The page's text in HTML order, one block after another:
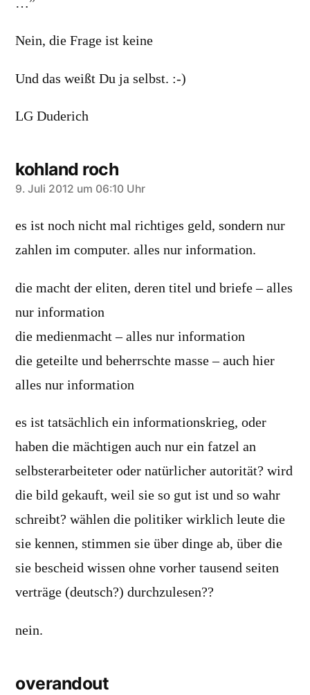
Nein, die Frage ist keine
Und das weißt Du ja selbst. :-)
LG Duderich
kohland roch
sagt:
9. Juli 2012 um 06:10 Uhr
es ist noch nicht mal richtiges geld, sondern nur
zahlen im computer. alles nur information.
die macht der eliten, deren titel und briefe – alles
nur information
die medienmacht – alles nur information
die geteilte und beherrschte masse – auch hier
alles nur information
es ist tatsächlich ein informationskrieg, oder
haben die mächtigen auch nur ein fatzel an
selbsterarbeiteter oder natürlicher autorität? wird
die bild gekauft, weil sie so gut ist und so wahr
schreibt? wählen die politiker wirklich leute die
sie kennen, stimmen sie über dinge ab, über die
sie bescheid wissen ohne vorher tausend seiten
verträge (deutsch?) durchzulesen??
nein.
overandout